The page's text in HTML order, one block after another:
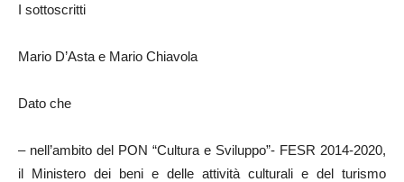
I sottoscritti
Mario D’Asta e Mario Chiavola
Dato che
– nell’ambito del PON “Cultura e Sviluppo”- FESR 2014-2020,
il Ministero dei beni e delle attività culturali e del turismo